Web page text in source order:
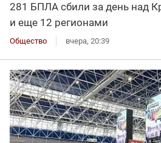
281 БПЛА сбили за день над
и еще 12 регионами
Общество вчера, 20:39